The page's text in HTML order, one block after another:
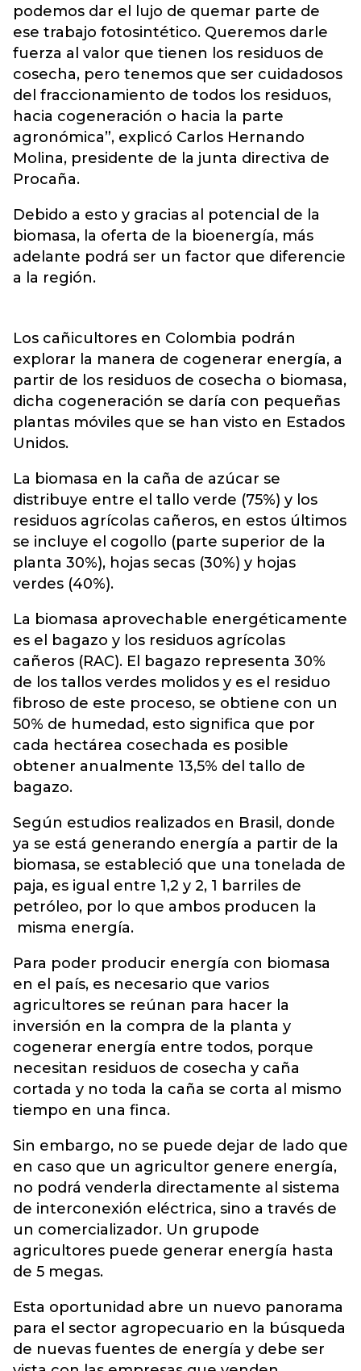
podemos dar el lujo de quemar parte de
ese trabajo fotosintético. Queremos darle
fuerza al valor que tienen los residuos de
cosecha, pero tenemos que ser cuidadosos
del fraccionamiento de todos los residuos,
hacia cogeneración o hacia la parte
agronómica”, explicó Carlos Hernando
Molina, presidente de la junta directiva de
Procaña.
Debido a esto y gracias al potencial de la
biomasa, la oferta de la bioenergía, más
adelante podrá ser un factor que diferencie
a la región.
Los cañicultores en Colombia podrán
explorar la manera de cogenerar energía, a
partir de los residuos de cosecha o biomasa,
dicha cogeneración se daría con pequeñas
plantas móviles que se han visto en Estados
Unidos.
La biomasa en la caña de azúcar se
distribuye entre el tallo verde (75%) y los
residuos agrícolas cañeros, en estos últimos
se incluye el cogollo (parte superior de la
planta 30%), hojas secas (30%) y hojas
verdes (40%).
La biomasa aprovechable energéticamente
es el bagazo y los residuos agrícolas
cañeros (RAC). El bagazo representa 30%
de los tallos verdes molidos y es el residuo
fibroso de este proceso, se obtiene con un
50% de humedad, esto significa que por
cada hectárea cosechada es posible
obtener anualmente 13,5% del tallo de
bagazo.
Según estudios realizados en Brasil, donde
ya se está generando energía a partir de la
biomasa, se estableció que una tonelada de
paja, es igual entre 1,2 y 2, 1 barriles de
petróleo, por lo que ambos producen la
misma energía.
Para poder producir energía con biomasa
en el país, es necesario que varios
agricultores se reúnan para hacer la
inversión en la compra de la planta y
cogenerar energía entre todos, porque
necesitan residuos de cosecha y caña
cortada y no toda la caña se corta al mismo
tiempo en una finca.
Sin embargo, no se puede dejar de lado que
en caso que un agricultor genere energía,
no podrá venderla directamente al sistema
de interconexión eléctrica, sino a través de
un comercializador. Un grupode
agricultores puede generar energía hasta
de 5 megas.
Esta oportunidad abre un nuevo panorama
para el sector agropecuario en la búsqueda
de nuevas fuentes de energía y debe ser